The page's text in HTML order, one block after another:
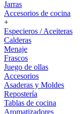
Jarras
Accesorios de cocina
+
Especieros / Aceiteras
Calderas
Menaje
Frascos
Juego de ollas
Accesorios
Asaderas y Moldes
Repostería
Tablas de cocina
Aromatizadores